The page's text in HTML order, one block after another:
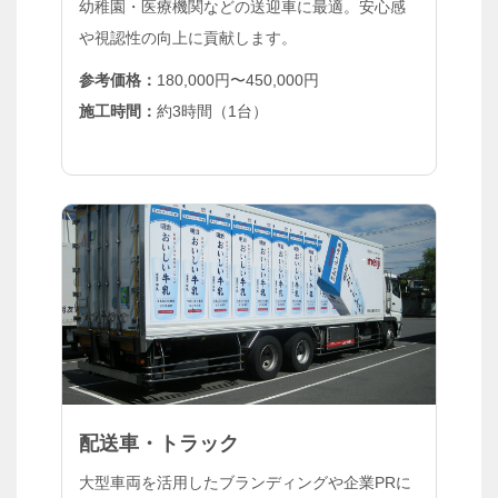
幼稚園・医療機関などの送迎車に最適。安心感
や視認性の向上に貢献します。
参考価格： 180,000円〜450,000円
施工時間： 約3時間（1台）
配送車・トラック
大型車両を活用したブランディングや企業PRに